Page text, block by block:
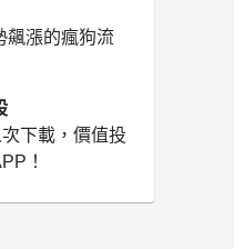
飆漲的瘋狗流
下載，價值投
！